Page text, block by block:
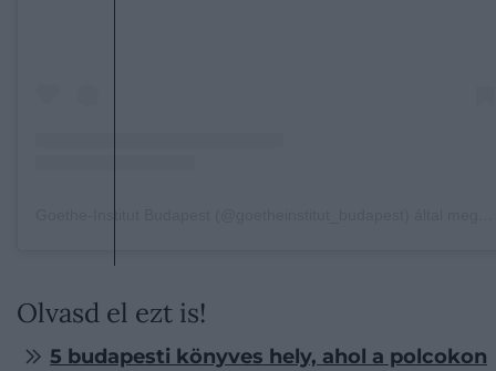
Olvasd el ezt is!
5 budapesti könyves hely, ahol a polcokon